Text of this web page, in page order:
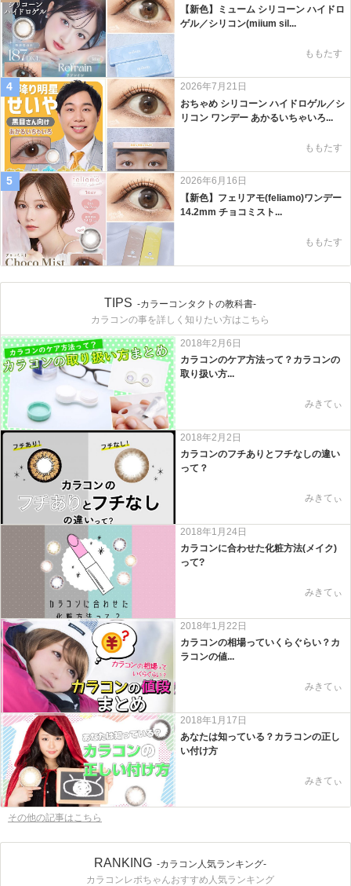
【新色】ミューム シリコーン ハイドロ
ゲル／シリコン(miium sil...
ももたす
4
2026年7月21日
おちゃめ シリコーン ハイドロゲル／シ
リコン ワンデー あかるいちゃいろ...
ももたす
5
2026年6月16日
【新色】フェリアモ(feliamo)ワンデー
14.2mm チョコミスト...
ももたす
TIPS -カラーコンタクトの教科書-
カラコンの事を詳しく知りたい方はこちら
2018年2月6日
カラコンのケア方法って？カラコンの
取り扱い方...
みきてぃ
2018年2月2日
カラコンのフチありとフチなしの違い
って？
みきてぃ
2018年1月24日
カラコンに合わせた化粧方法(メイク)
って?
みきてぃ
2018年1月22日
カラコンの相場っていくらぐらい？カ
ラコンの値...
みきてぃ
2018年1月17日
あなたは知っている？カラコンの正し
い付け方
みきてぃ
その他の記事はこちら
RANKING -カラコン人気ランキング-
カラコンレポちゃんおすすめ人気ランキング